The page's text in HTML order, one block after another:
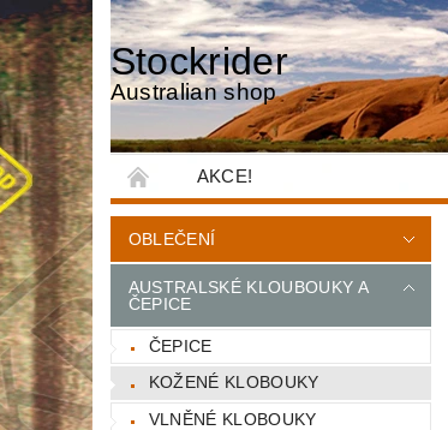
Stockrider
Australian shop
AKCE!
OBLEČENÍ
AUSTRALSKÉ KLOUBOUKY A
ČEPICE
ČEPICE
KOŽENÉ KLOBOUKY
VLNĚNÉ KLOBOUKY